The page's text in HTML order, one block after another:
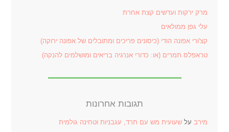
מרק ירקות ועדשים קצת אחרת
עלי גפן ממולאים
קצ'ורי אפונה הודי (כיסונים פריכים ומתובלים של אפונה ירוקה)
טראפלס תמרים (או: כדורי אנרגיה בריאים ומושלמים להנקה)
תגובות אחרונות
מירב עלשעועית מש עם תרד, עגבניות וטחינה גולמית